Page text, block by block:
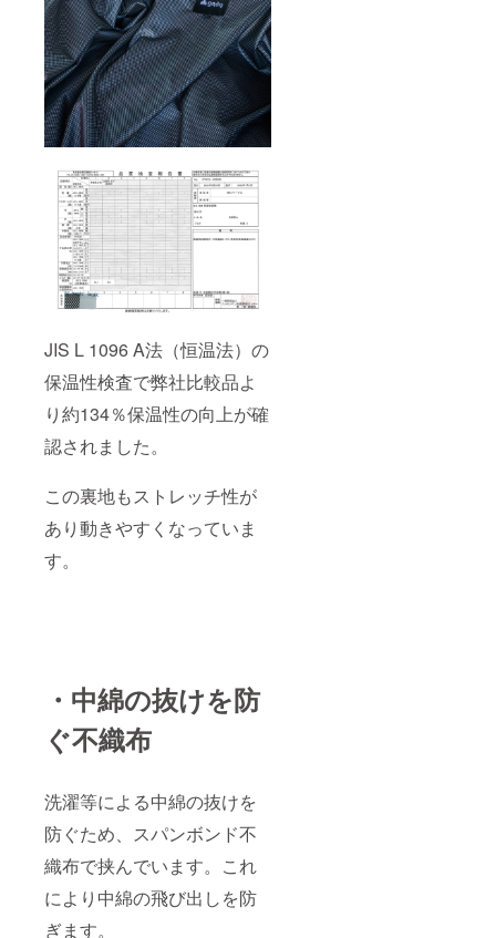
JIS L 1096 A法（恒温法）の
保温性検査で弊社比較品よ
り約134％保温性の向上が確
認されました。
この裏地もストレッチ性が
あり動きやすくなっていま
す。
・中綿の抜けを防
ぐ不織布
洗濯等による中綿の抜けを
防ぐため、スパンボンド不
織布で挟んでいます。これ
により中綿の飛び出しを防
ぎます。